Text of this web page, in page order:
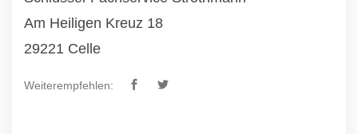
Am Heiligen Kreuz 18
29221 Celle
Weiterempfehlen: